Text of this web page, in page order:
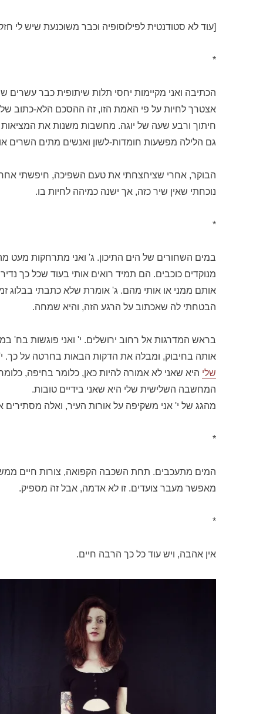
[עוד לא סטודנטית לפילוסופיה וכבר משוכנעת שיש לי
*
הכתיבה ואני מקיימות יחסי תלות שיתופית כבר עשרים
אצטרך לחיות על פי האמת הזו, זה ההסכם הלא-כתוב
חיתוך ורבע שעה של יוגה. מחשבות משנות את
גם הלילה מפשעות חומדות-לשון ואנשים מתים השרים
הבוקר, אחרי שציחצחתי את טעם השפיכה, חיפשתי
נוכחתי שאין שיר כזה, אך ישנה כמיהה לחיות בו.
*
במים השחורים של הים התיכון. ג' ואני מתרחקות מעט
מנוקדים כוכבים. הם תמיד רואים אותי בעוד שכל כך
אותם ממני או אותי מהם. ג' אומרת שלא כתבתי בבלוג
הבטחתי לה שאכתוב על הרגע הזה, והיא שמחה.
בראש המדרגות אל רחוב ירושלים. י' ואני פוגשות בח'
אותה בחיבוק, ומבלה את הדקות הבאות בחרטה על כך.
שלי היא שאני לא אמורה להיות כאן, כלומר בחיפה,
המחשבה השלישית שלי היא שאני בידיים טובות.
מהגג של י' אני משקיפה על אורות העיר, ואלה מסתירים
*
המים מתעכבים. תחת השכבה הקפואה, צורות חיים
מאפשר מעבר צועדים. זו לא אדמה, אבל זה מספיק.
*
אין אהבה, ויש עוד כל כך הרבה חיים.